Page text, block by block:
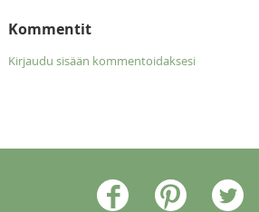
Kommentit
Kirjaudu sisään kommentoidaksesi